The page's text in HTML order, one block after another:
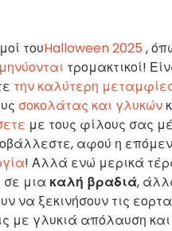
τουHalloween 2025 ,
τρομακτικοί!
την καλύτερη
σοκολάτας και γλυκών
με τους φίλους σας
αφού η
! Αλλά ενώ μερικά
σε μια καλή βραδιά,
να ξεκινήσουν τις
με γλυκιά απόλαυση και